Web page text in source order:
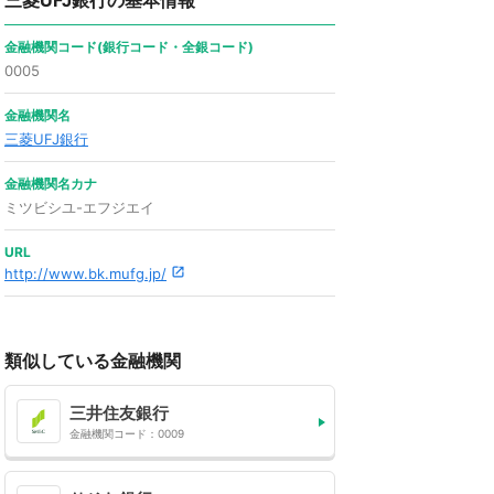
金融機関コード(銀行コード・全銀コード)
0005
金融機関名
三菱UFJ銀行
金融機関名カナ
ミツビシユ-エフジエイ
URL
http://www.bk.mufg.jp/
類似している金融機関
三井住友銀行
金融機関コード：0009